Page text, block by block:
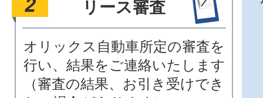
リース審査
オリックス自動車所定の審査を
行い、結果をご連絡いたします
（審査の結果、お引き受けでき